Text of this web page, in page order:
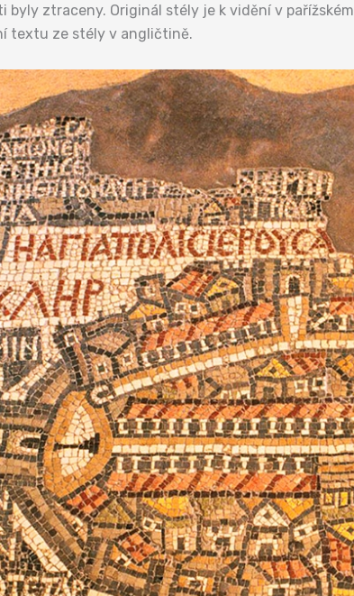
byly ztraceny. Originál stély je k vidění v pařížském
textu ze stély v angličtině.